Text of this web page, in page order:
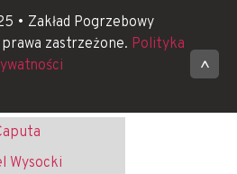
• Zakład Pogrzebowy
zastrzeżone. Polityka
^
Wysocki